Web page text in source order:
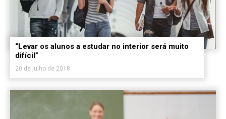
“Levar os alunos a estudar no interior será muito
difícil”
20 de julho de 2018